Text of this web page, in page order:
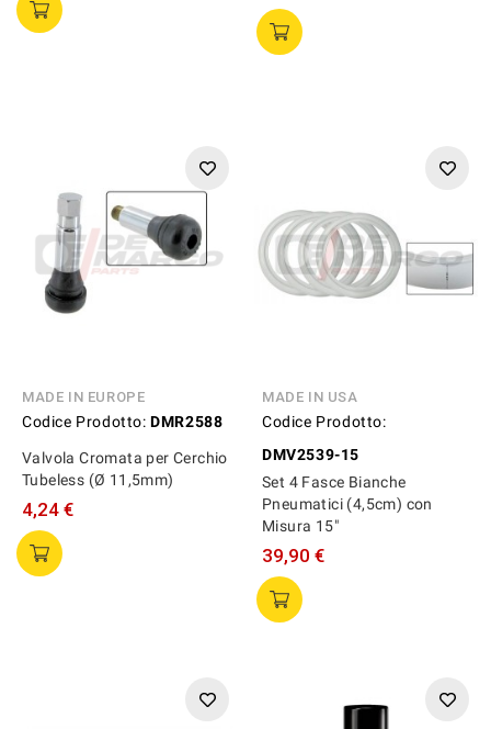
MADE IN EUROPE
Codice Prodotto: DMR2588
Valvola Cromata per Cerchio
Tubeless (Ø 11,5mm)
4,24 €
MADE IN USA
Codice Prodotto:
DMV2539-15
Set 4 Fasce Bianche
Pneumatici (4,5cm) con
Misura 15"
39,90 €